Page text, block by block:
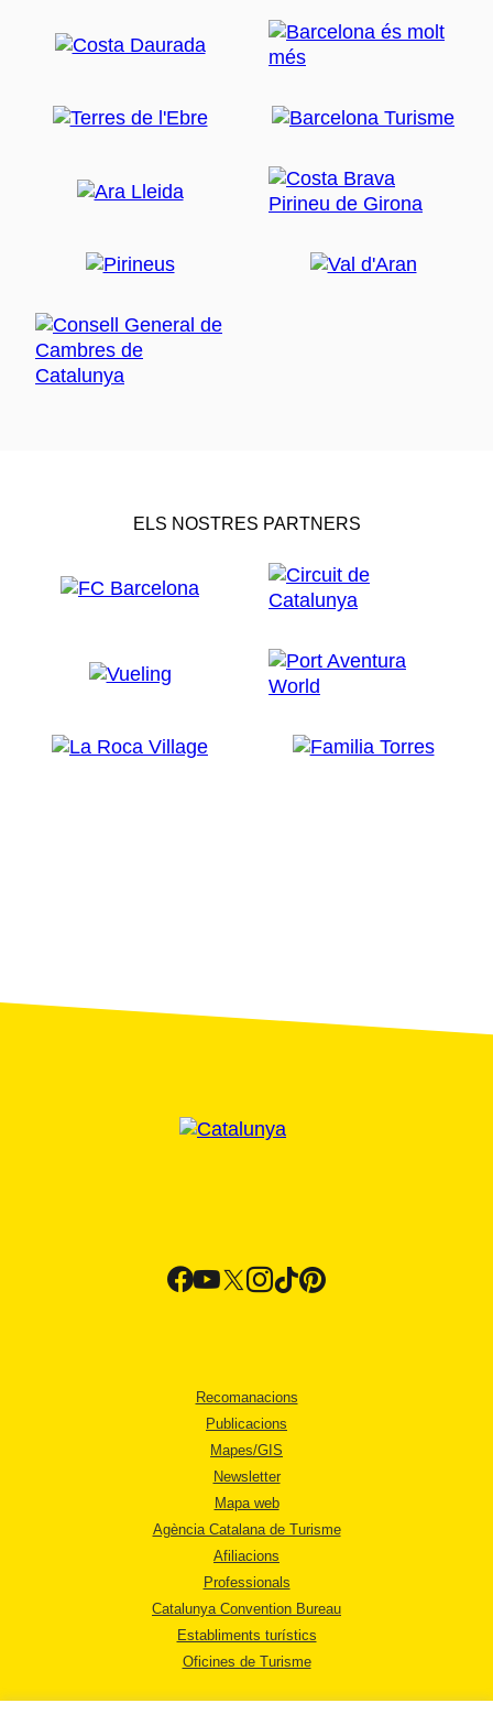
ELS NOSTRES PARTNERS
Recomanacions
Publicacions
Mapes/GIS
Newsletter
Mapa web
Agència Catalana de Turisme
Afiliacions
Professionals
Catalunya Convention Bureau
Establiments turístics
Oficines de Turisme